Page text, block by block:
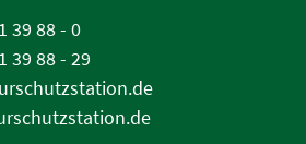
39 88 - 0
39 88 - 29